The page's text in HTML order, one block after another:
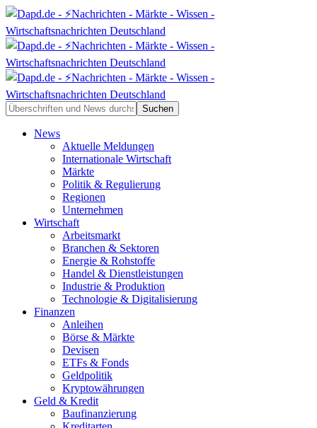
News
Aktuelle Meldungen
Internationale Wirtschaft
Märkte
Politik & Regulierung
Regionen
Unternehmen
Wirtschaft
Arbeitsmarkt
Branchen & Sektoren
Energie & Rohstoffe
Handel & Dienstleistungen
Industrie & Produktion
Technologie & Digitalisierung
Finanzen
Anleihen
Börse & Märkte
Devisen
ETFs & Fonds
Geldpolitik
Kryptowährungen
Geld & Kredit
Baufinanzierung